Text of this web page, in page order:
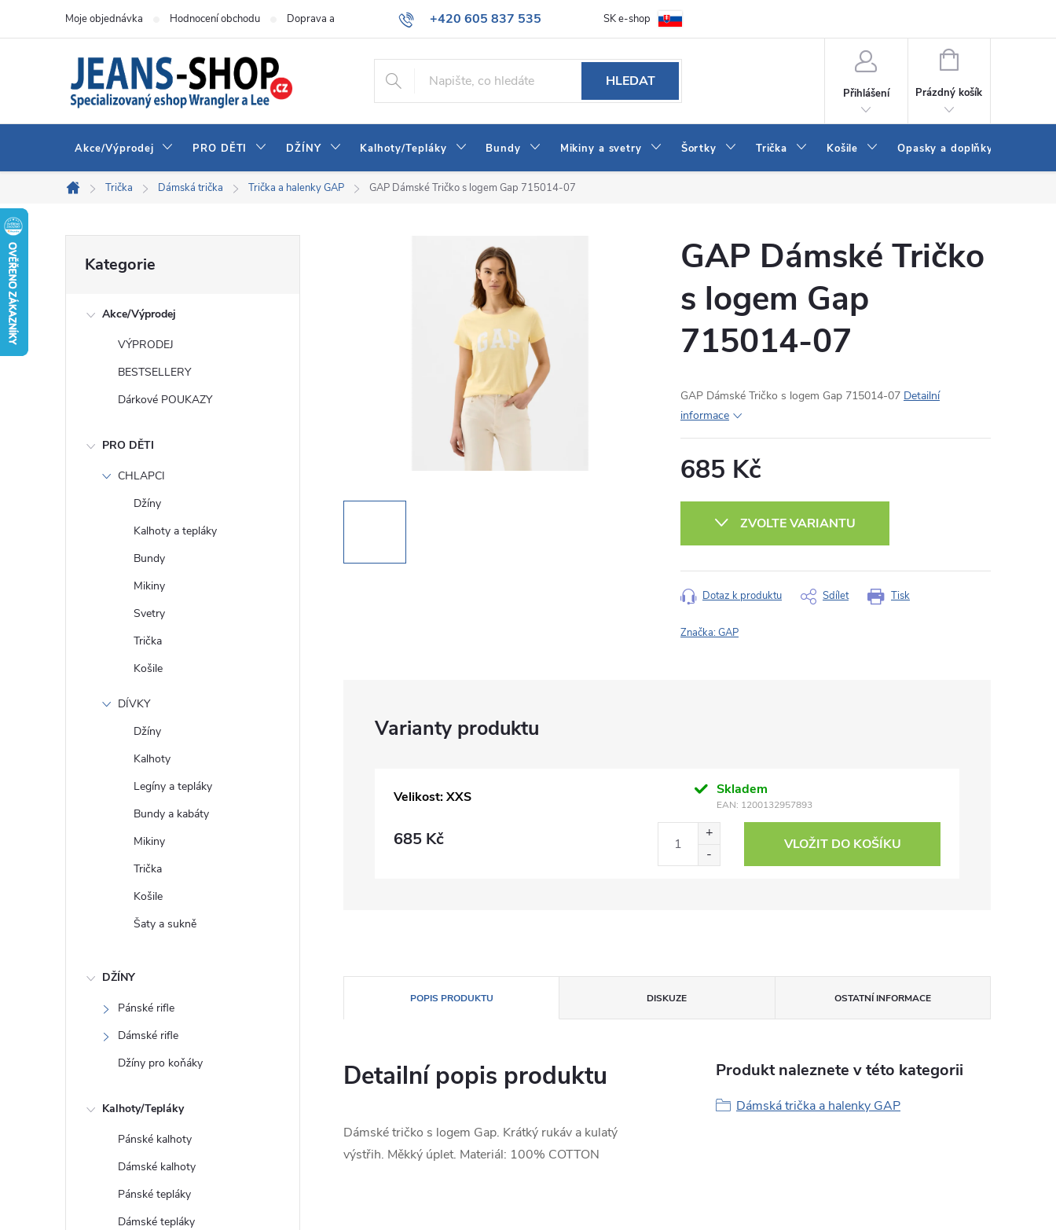
+420 605 837 535
info@jeans-shop.cz
Moje objednávka Hodnocení obchodu Doprava a platba Obchodní podmínky Naše prodejna Blog Kontakt
SK e-shop
HLEDAT
Přihlášení
NÁKUPNÍ
Prázdný košík
Akce/Výprodej PRO DĚTI DŽÍNY Kalhoty/Tepláky Bundy Mikiny a svetry Šortky Trička Košile Opasky a doplňky
Domů
Trička Dámská trička Trička a halenky GAP GAP Dámské Tričko s logem Gap 715014-07
kategorie
Kategorie
Akce/Výprodej
VÝPRODEJ
BESTSELLERY
Dárkové POUKAZY
PRO DĚTI
CHLAPCI
Džíny
Kalhoty a tepláky
Bundy
Mikiny
Svetry
Trička
Košile
DÍVKY
Džíny
Kalhoty
Legíny a tepláky
Bundy a kabáty
Mikiny
Trička
Košile
Šaty a sukně
DŽÍNY
Pánské rifle
Dámské rifle
Džíny pro koňáky
Kalhoty/Tepláky
Pánské kalhoty
Dámské kalhoty
Pánské tepláky
Dámské tepláky
GAP Dámské Tričko
s logem Gap
715014-07
GAP Dámské Tričko s logem Gap 715014-07 Detailní
informace
685 Kč
ZVOLTE VARIANTU
Tisk
Dotaz k produktu Sdílet
Značka:GAP
Velikost: XXS Skladem
EAN: 1200132957893
685 Kč VLOŽIT DO KOŠÍKU
POPIS PRODUKTU DISKUZE OSTATNÍ INFORMACE
Detailní popis produktu
Dámské tričko s logem Gap. Krátký rukáv a kulatý
výstřih. Měkký úplet. Materiál: 100% COTTON
Produkt naleznete v této kategorii
Dámská trička a halenky GAP